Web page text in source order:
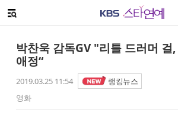
메뉴 열기
박찬욱 감독GV "리틀 드러머 걸
애정“
2019.03.25 11:54
랭킹뉴스
영화
페이스북
트위터
네이버
URL복사
글씨 작게보기
글씨 크게보기
해시태그